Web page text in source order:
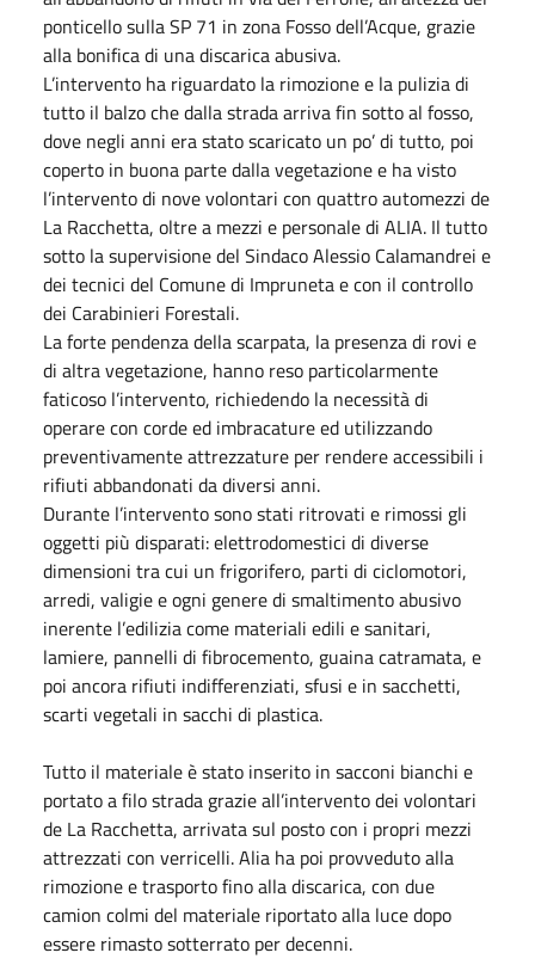
ponticello sulla SP 71 in zona Fosso dell’Acque, grazie
alla bonifica di una discarica abusiva.
L’intervento ha riguardato la rimozione e la pulizia di
tutto il balzo che dalla strada arriva fin sotto al fosso,
dove negli anni era stato scaricato un po’ di tutto, poi
coperto in buona parte dalla vegetazione e ha visto
l’intervento di nove volontari con quattro automezzi de
La Racchetta, oltre a mezzi e personale di ALIA. Il tutto
sotto la supervisione del Sindaco Alessio Calamandrei e
dei tecnici del Comune di Impruneta e con il controllo
dei Carabinieri Forestali.
La forte pendenza della scarpata, la presenza di rovi e
di altra vegetazione, hanno reso particolarmente
faticoso l’intervento, richiedendo la necessità di
operare con corde ed imbracature ed utilizzando
preventivamente attrezzature per rendere accessibili i
rifiuti abbandonati da diversi anni.
Durante l’intervento sono stati ritrovati e rimossi gli
oggetti più disparati: elettrodomestici di diverse
dimensioni tra cui un frigorifero, parti di ciclomotori,
arredi, valigie e ogni genere di smaltimento abusivo
inerente l’edilizia come materiali edili e sanitari,
lamiere, pannelli di fibrocemento, guaina catramata, e
poi ancora rifiuti indifferenziati, sfusi e in sacchetti,
scarti vegetali in sacchi di plastica.
Tutto il materiale è stato inserito in sacconi bianchi e
portato a filo strada grazie all’intervento dei volontari
de La Racchetta, arrivata sul posto con i propri mezzi
attrezzati con verricelli. Alia ha poi provveduto alla
rimozione e trasporto fino alla discarica, con due
camion colmi del materiale riportato alla luce dopo
essere rimasto sotterrato per decenni.